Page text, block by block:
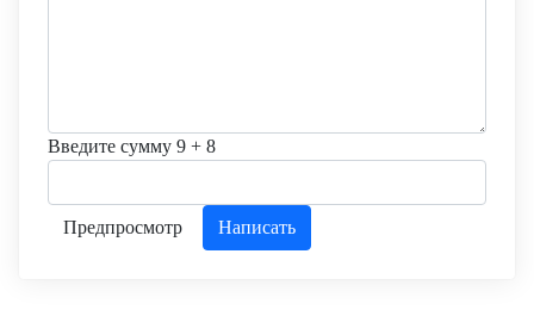
Введите сумму 9 + 8